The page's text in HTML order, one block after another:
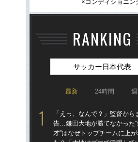
×コンディショニン
RANKING
サッカー日本代表
最新 24時間
「えっ、なんで？」監督から
告…鎌田大地が勝てなかった“
才”はなぜトップチームに上